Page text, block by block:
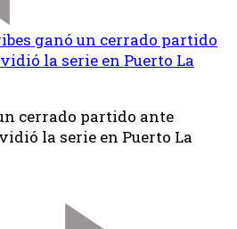
ganó un cerrado partido
la serie en Puerto La